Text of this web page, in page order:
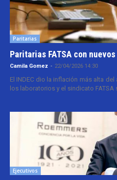
Paritarias
Paritarias FATSA con
Camila Gomez - 22/04/2026 14:30
El INDEC dio la inflación más alta
los laboratorios y el sindicato FATSA
Ejecutivos